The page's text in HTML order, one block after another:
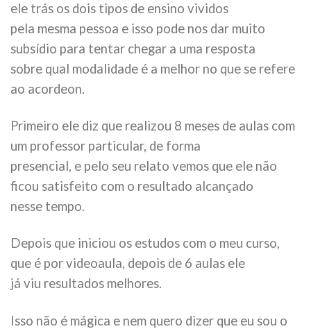
ele trás os dois tipos de ensino vividos
pela mesma pessoa e isso pode nos dar muito
subsídio para tentar chegar a uma resposta
sobre qual modalidade é a melhor no que se refere
ao acordeon.
Primeiro ele diz que realizou 8 meses de aulas com
um professor particular, de forma
presencial, e pelo seu relato vemos que ele não
ficou satisfeito com o resultado alcançado
nesse tempo.
Depois que iniciou os estudos com o meu curso,
que é por videoaula, depois de 6 aulas ele
já viu resultados melhores.
Isso não é mágica e nem quero dizer que eu sou o